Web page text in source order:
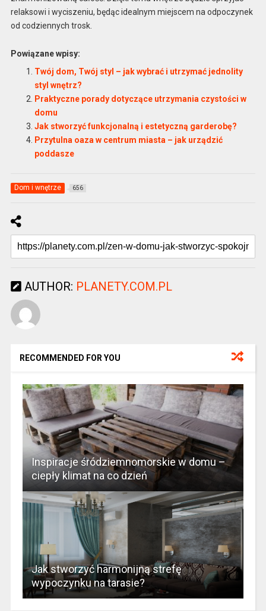
relaksowi i wyciszeniu, będąc idealnym miejscem na odpoczynek
od codziennych trosk.
Powiązane wpisy:
Twój dom, Twój styl – jak wybrać i utrzymać jednolity
styl wnętrz?
Praktyczne porady dotyczące utrzymania czystości w
domu
Jak stworzyć funkcjonalną i estetyczną garderobę?
Przytulna oaza w centrum miasta – jak urządzić
poddasze
Dom i wnętrze 656
AUTHOR: PLANETY.COM.PL
RECOMMENDED FOR YOU
Inspiracje śródziemnomorskie w domu –
ciepły klimat na co dzień
Jak stworzyć harmonijną strefę
wypoczynku na tarasie?